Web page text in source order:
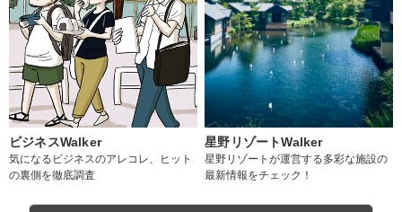
ビジネスWalker
気になるビジネスのアレコレ、ヒット
の裏側を徹底調査
星野リゾートWalker
星野リゾートが運営する多彩な施設の
最新情報をチェック！